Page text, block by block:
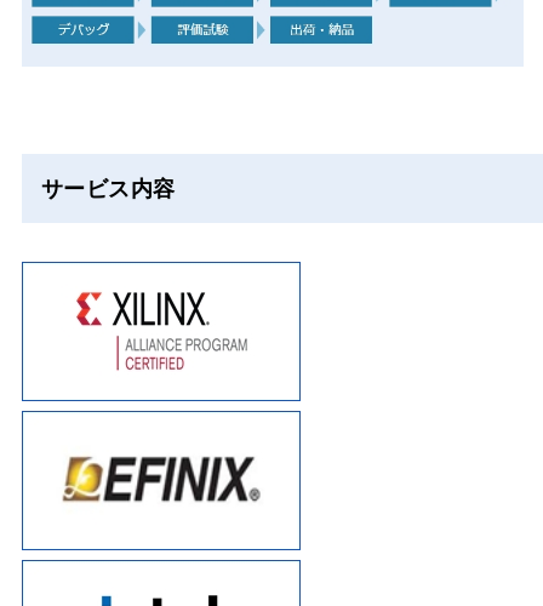
サービス内容